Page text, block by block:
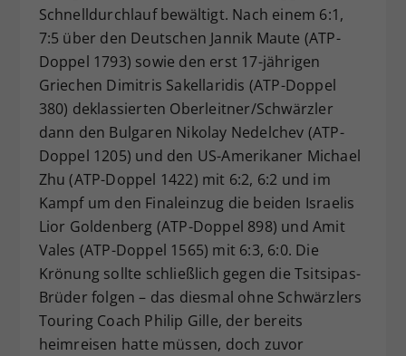
Schnelldurchlauf bewältigt. Nach einem 6:1,
7:5 über den Deutschen Jannik Maute (ATP-
Doppel 1793) sowie den erst 17-jährigen
Griechen Dimitris Sakellaridis (ATP-Doppel
380) deklassierten Oberleitner/Schwärzler
dann den Bulgaren Nikolay Nedelchev (ATP-
Doppel 1205) und den US-Amerikaner Michael
Zhu (ATP-Doppel 1422) mit 6:2, 6:2 und im
Kampf um den Finaleinzug die beiden Israelis
Lior Goldenberg (ATP-Doppel 898) und Amit
Vales (ATP-Doppel 1565) mit 6:3, 6:0. Die
Krönung sollte schließlich gegen die Tsitsipas-
Brüder folgen – das diesmal ohne Schwärzlers
Touring Coach Philip Gille, der bereits
heimreisen hatte müssen, doch zuvor